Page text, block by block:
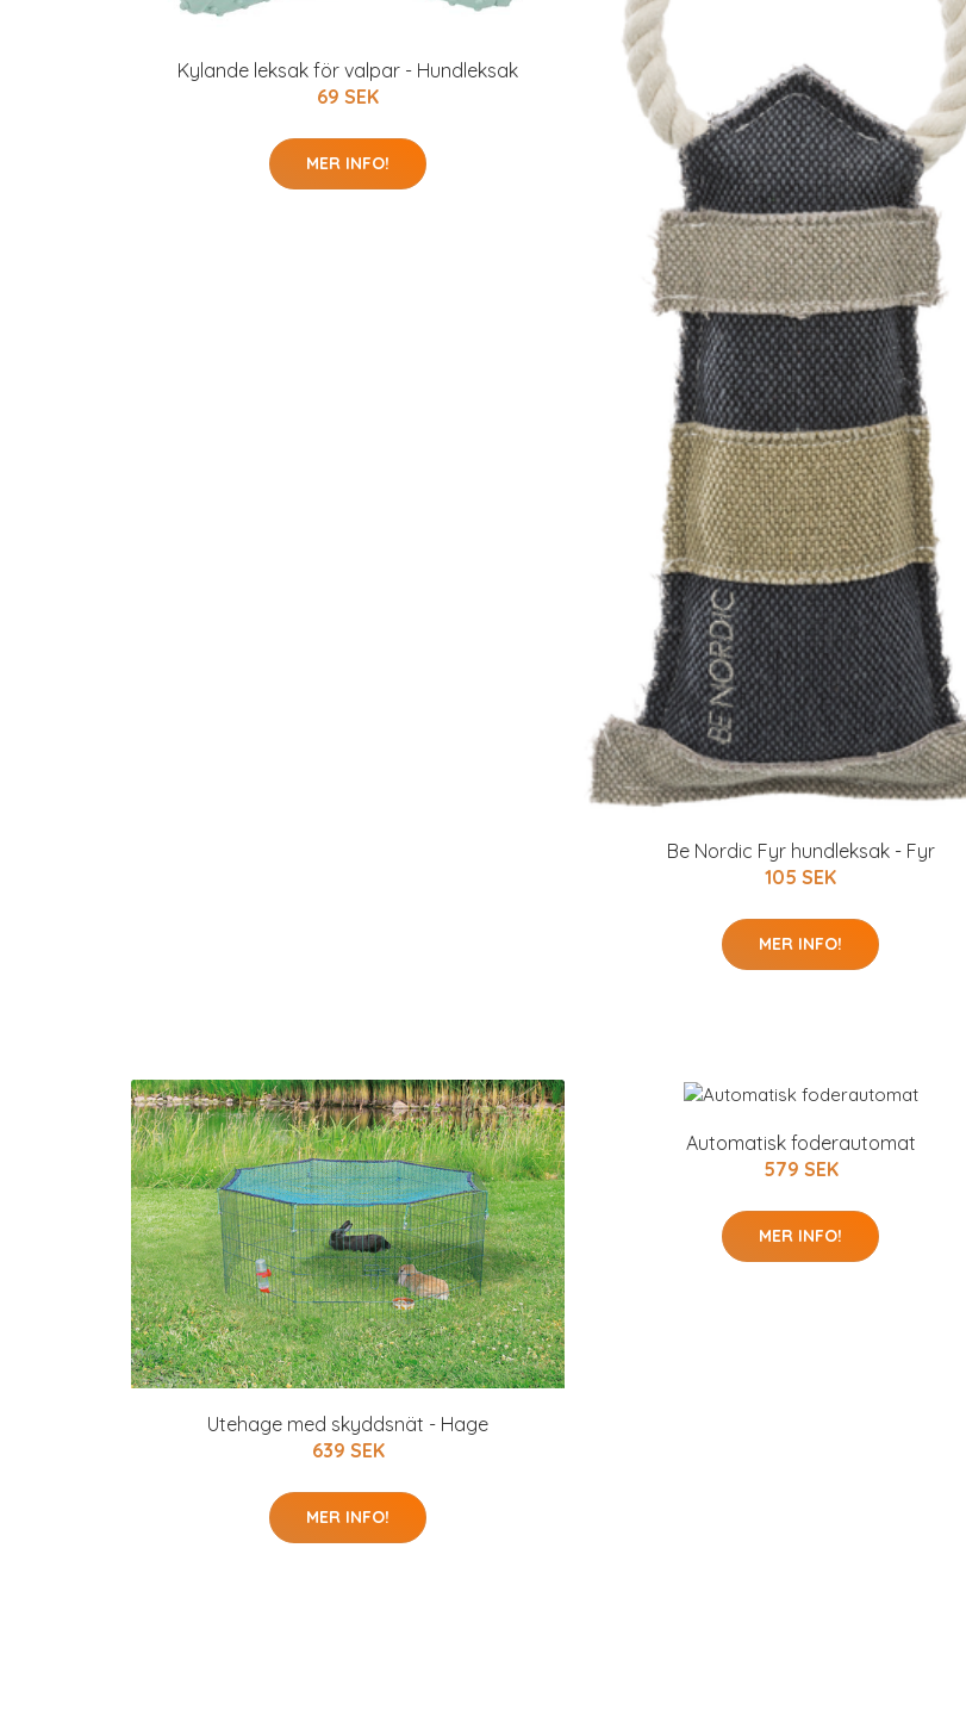
Kylande leksak för valpar - Hundleksak
69 SEK
MER INFO!
Be Nordic Fyr hundleksak - Fyr
105 SEK
MER INFO!
Utehage med skyddsnät - Hage
639 SEK
MER INFO!
Automatisk foderautomat
579 SEK
MER INFO!